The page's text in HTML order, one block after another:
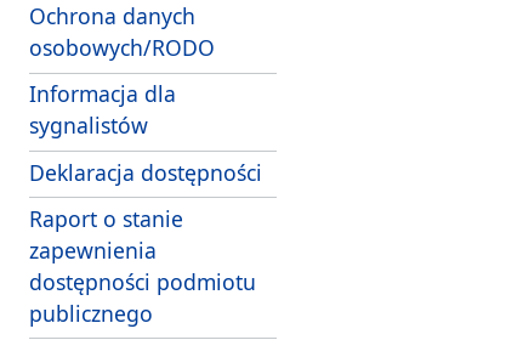
Ochrona danych
osobowych/RODO
Informacja dla
sygnalistów
Deklaracja dostępności
Raport o stanie
zapewnienia
dostępności podmiotu
publicznego